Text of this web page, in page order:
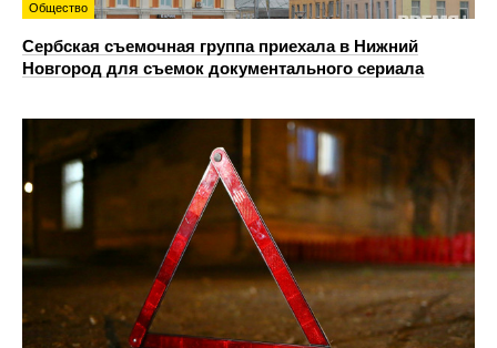
Общество
Сербская съемочная группа приехала в Нижний
Новгород для съемок документального сериала